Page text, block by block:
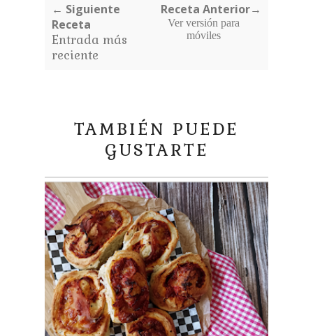
← Siguiente
Receta
Entrada más
reciente
Receta Anterior→
Ver versión para
móviles
TAMBIÉN PUEDE
GUSTARTE